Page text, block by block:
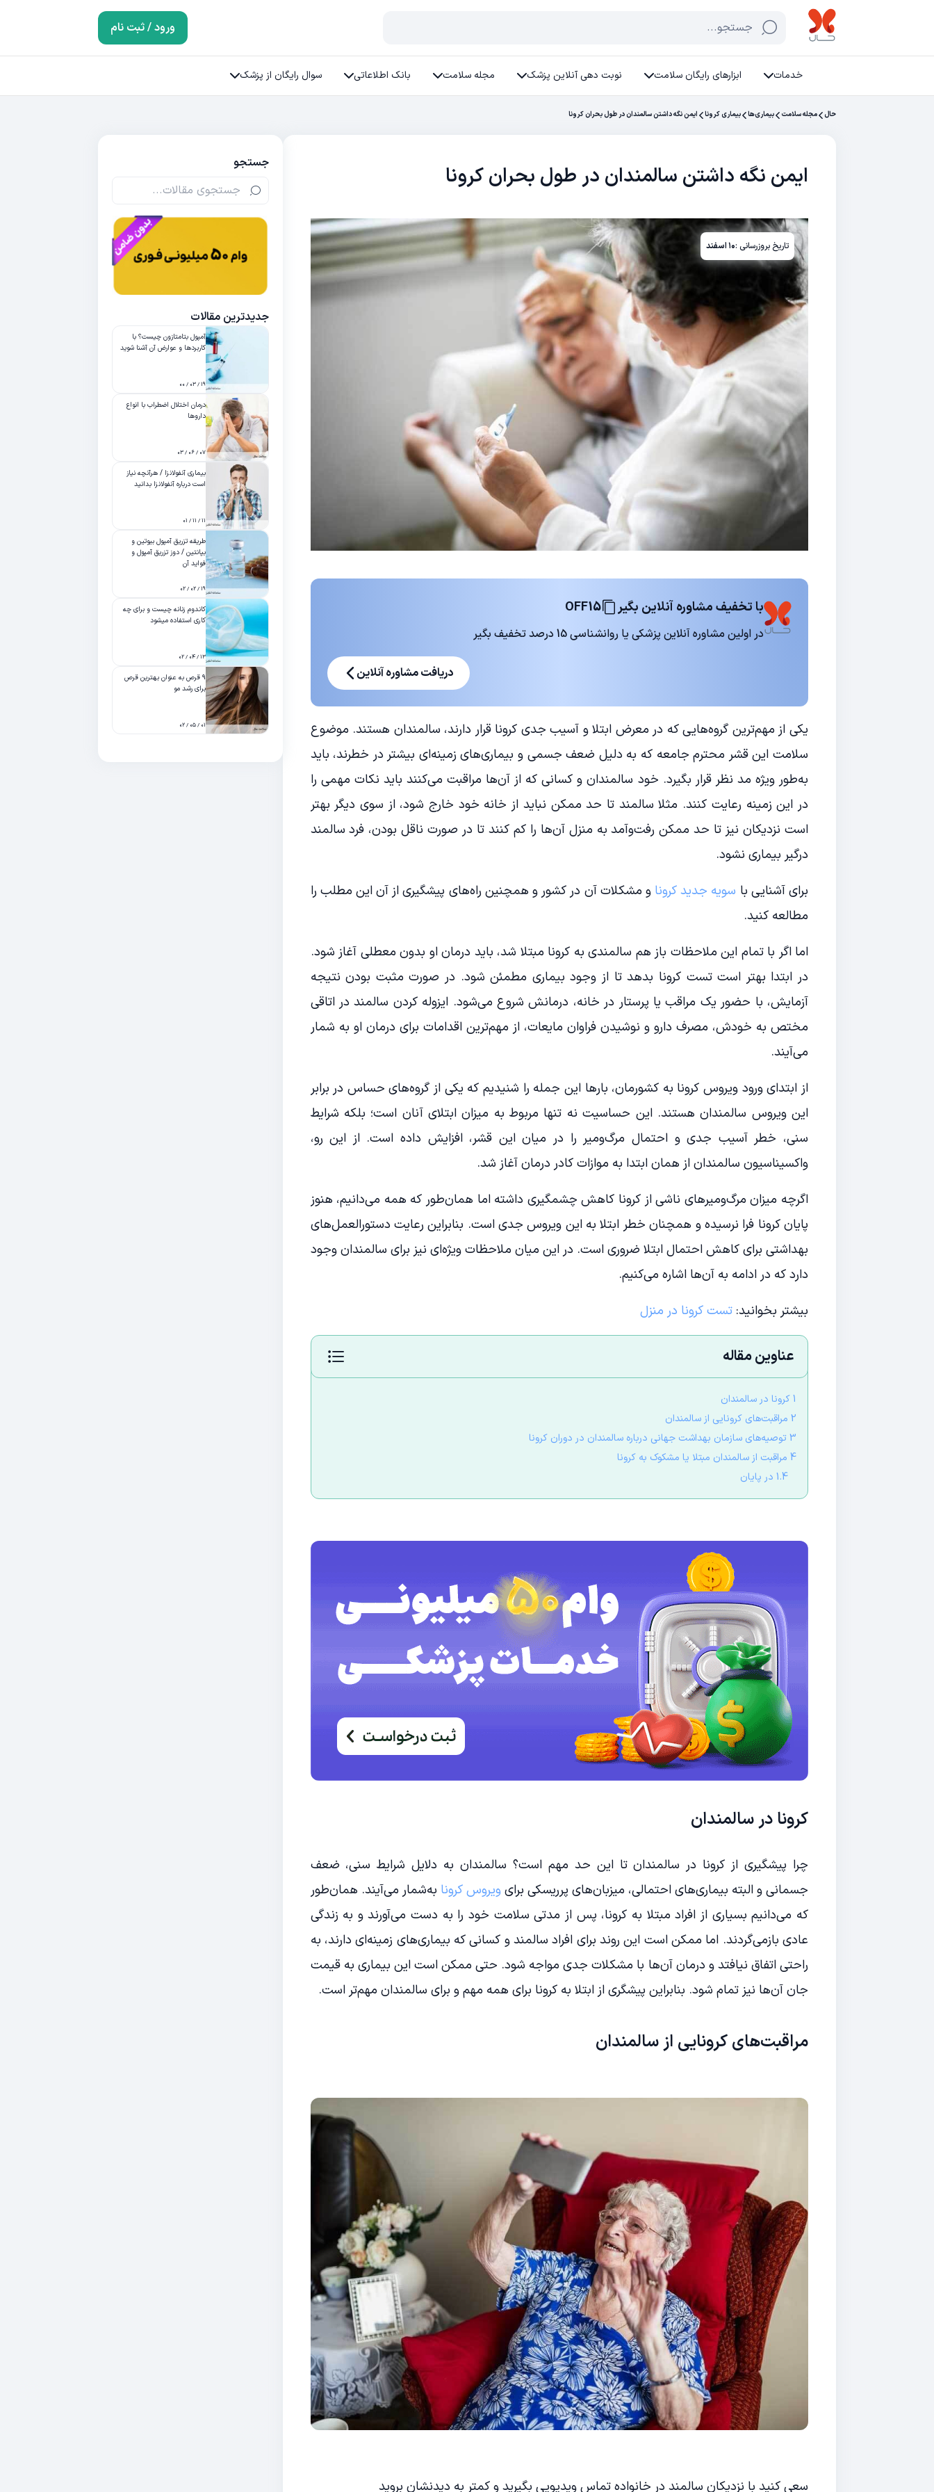
جستجو... ورود / ثبت نام
خدمات ابزارهای رایگان سلامت نوبت دهی آنلاین پزشک مجله سلامت بانک اطلاعاتی سوال رایگان از پزشک
حال مجله سلامت بیماری‌ها بیماری کرونا ایمن نگه داشتن سالمندان در طول بحران کرونا
ایمن نگه داشتن سالمندان در طول بحران کرونا
تاریخ بروزرسانی :۱۰ اسفند
با تخفیف مشاوره آنلاین بگیر OFF15
در اولین مشاوره آنلاین پزشکی یا روانشناسی 15 درصد تخفیف بگیر
دریافت مشاوره آنلاین
یکی از مهم‌ترین گروه‌هایی که در معرض ابتلا و آسیب جدی کرونا قرار دارند، سالمندان هستند. موضوع
سلامت این قشر محترم جامعه که به دلیل ضعف جسمی و بیماری‌های زمینه‌ای بیشتر در خطرند، باید
به‌طور ویژه مد نظر قرار بگیرد. خود سالمندان و کسانی که از آن‌ها مراقبت می‌کنند باید نکات مهمی را
در این زمینه رعایت کنند. مثلا سالمند تا حد ممکن نباید از خانه خود خارج شود، از سوی دیگر بهتر
است نزدیکان نیز تا حد ممکن رفت‌وآمد به منزل آن‌ها را کم کنند تا در صورت ناقل بودن، فرد سالمند
درگیر بیماری نشود.
برای آشنایی با سویه جدید کرونا و مشکلات آن در کشور و همچنین راه‌های پیشگیری از آن این مطلب را
مطالعه کنید.
اما اگر با تمام این ملاحظات باز هم سالمندی به کرونا مبتلا شد، باید درمان او بدون معطلی آغاز شود.
در ابتدا بهتر است تست کرونا بدهد تا از وجود بیماری مطمئن شود. در صورت مثبت بودن نتیجه
آزمایش، با حضور یک مراقب یا پرستار در خانه، درمانش شروع می‌شود. ایزوله کردن سالمند در اتاقی
مختص به خودش، مصرف دارو و نوشیدن فراوان مایعات، از مهم‌ترین اقدامات برای درمان او به شمار
می‌آیند.
از ابتدای ورود ویروس کرونا به کشورمان، بارها این جمله را شنیدیم که یکی از گروه‌های حساس در برابر
این ویروس سالمندان هستند. این حساسیت نه تنها مربوط به میزان ابتلای آنان است؛ بلکه شرایط
سنی، خطر آسیب جدی و احتمال مرگ‌ومیر را در میان این قشر، افزایش داده است. از این رو،
واکسیناسیون سالمندان از همان ابتدا به موازات کادر درمان آغاز شد.
اگرچه میزان مرگ‌ومیرهای ناشی از کرونا کاهش چشمگیری داشته اما همان‌طور که همه می‌دانیم، هنوز
پایان کرونا فرا نرسیده و همچنان خطر ابتلا به این ویروس جدی است. بنابراین رعایت دستورالعمل‌های
بهداشتی برای کاهش احتمال ابتلا ضروری است. در این میان ملاحظات ویژه‌ای نیز برای سالمندان وجود
دارد که در ادامه به آن‌ها اشاره می‌کنیم.
بیشتر بخوانید: تست کرونا در منزل
عناوین مقاله
1 کرونا در سالمندان
2 مراقبت‌های کرونایی از سالمندان
3 توصیه‌های سازمان بهداشت جهانی درباره سالمندان در دوران کرونا
4 مراقبت از سالمندان مبتلا یا مشکوک به کرونا
1.4 در پایان
کرونا در سالمندان
چرا پیشگیری از کرونا در سالمندان تا این حد مهم است؟ سالمندان به دلایل شرایط سنی، ضعف
جسمانی و البته بیماری‌های احتمالی، میزبان‌های پرریسکی برایویروس کرونا به‌شمار می‌آیند. همان‌طور
که می‌دانیم بسیاری از افراد مبتلا به کرونا، پس از مدتی سلامت خود را به دست می‌آورند و به زندگی
عادی بازمی‌گردند. اما ممکن است این روند برای افراد سالمند و کسانی که بیماری‌های زمینه‌ای دارند، به
راحتی اتفاق نیافتد و درمان آن‌ها با مشکلات جدی مواجه شود. حتی ممکن است این بیماری به قیمت
جان آن‌ها نیز تمام شود. بنابراین پیشگری از ابتلا به کرونا برای همه مهم و برای سالمندان مهم‌تر است.
مراقبت‌های کرونایی از سالمندان
سعی کنید با نزدیکان سالمند در خانواده تماس ویدیویی بگیرید و کمتر به دیدنشان بروید
جستجو
جدیدترین مقالات
آمپول بتامتازون چیست؟ با
کاربردها و عوارض آن آشنا شوید
۱۹ / ۰۳ / ۰۰
درمان اختلال اضطراب با انواع
داروها
۰۷ / ۰۶ / ۰۳
بیماری آنفولانزا / هرآنچه نیاز
است درباره آنفولانزا بدانید
۱۱ / ۱۱ / ۰۱
طریقه تزریق آمپول بیوتین و
بپانتین / دوز تزریق آمپول و
فواید آن
۱۹ / ۰۲ / ۰۲
کاندوم زنانه چیست و برای چه
کاری استفاده میشود
۱۳ / ۰۴ / ۰۲
۹ قرص به عنوان بهترین قرص
برای رشد مو
۰۱ / ۰۵ / ۰۲